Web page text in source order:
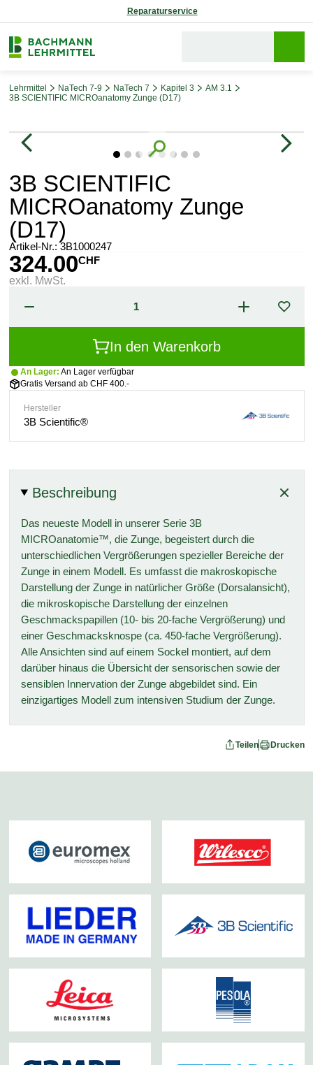
Reparaturservice
Lehrmittel NaTech 7-9 NaTech 7 Kapitel 3
AM 3.1
3B SCIENTIFIC MICROanatomy Zunge (D17)
Bildergalerie überspringen
3B SCIENTIFIC
MICROanatomy Zunge
(D17)
Artikel-Nr.:3B1000247
324.00CHF
exkl. MwSt.
In den Warenkorb
An Lager: An Lager verfügbar
Gratis Versand ab CHF 400.-
Hersteller
3B Scientific®
Beschreibung
Das neueste Modell in unserer Serie 3B
MICROanatomie™, die Zunge, begeistert durch die
unterschiedlichen Vergrößerungen spezieller Bereiche der
Zunge in einem Modell. Es umfasst die makroskopische
Darstellung der Zunge in natürlicher Größe (Dorsalansicht),
die mikroskopische Darstellung der einzelnen
Geschmackspapillen (10- bis 20-fache Vergrößerung) und
einer Geschmacksknospe (ca. 450-fache Vergrößerung).
Alle Ansichten sind auf einem Sockel montiert, auf dem
darüber hinaus die Übersicht der sensorischen sowie der
sensiblen Innervation der Zunge abgebildet sind. Ein
einzigartiges Modell zum intensiven Studium der Zunge.
Teilen Drucken